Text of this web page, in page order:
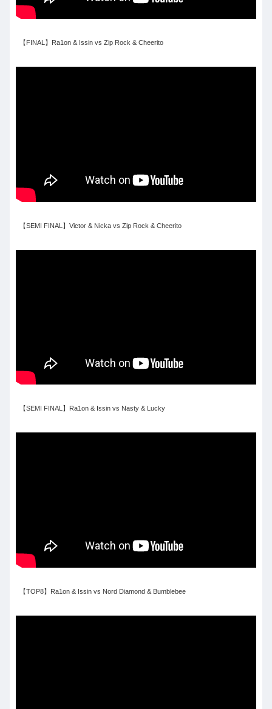
【FINAL】Ra1on & Issin vs Zip Rock & Cheerito
【SEMI FINAL】Victor & Nicka vs Zip Rock & Cheerito
【SEMI FINAL】Ra1on & Issin vs Nasty & Lucky
【TOP8】Ra1on & Issin vs Nord Diamond & Bumblebee